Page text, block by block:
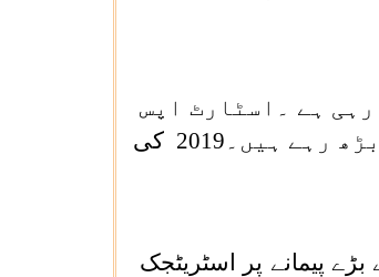
ہے ۔اسٹارٹ اپس
کی تعداد کے معاملے میں ہم دنیا میں نمبر ایک پر ہیں۔ ہم اب بھی بڑی تیزی سے آگے بڑھ رہے ہیں۔2019 کی
پیمانے پر اسٹریٹجک